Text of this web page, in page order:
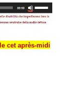
cet après-midi